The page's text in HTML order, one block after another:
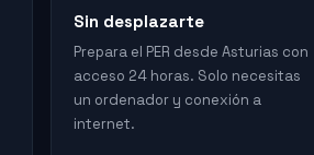
Sin desplazarte
Prepara el PER desde Asturias con
acceso 24 horas. Solo necesitas
un ordenador y conexión a
internet.